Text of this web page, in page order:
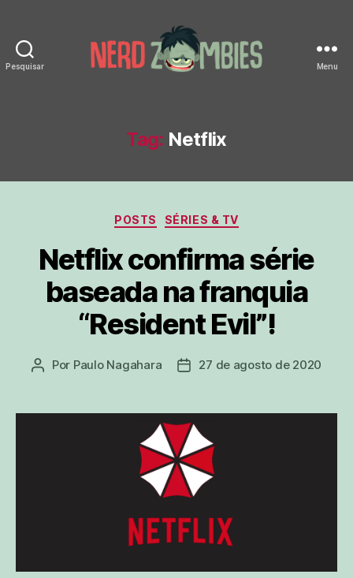
Pesquisar Menu
Tag: Netflix
Categorias
POSTS SÉRIES & TV
Netflix confirma série
baseada na franquia
“Resident Evil”!
Autor
Por Paulo Nagahara
Data27 de agosto de 2020